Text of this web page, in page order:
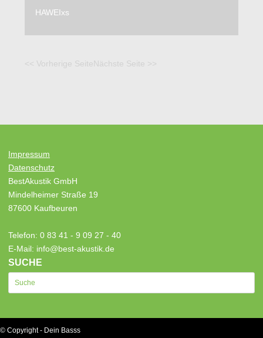
HAWEIxs
<< Vorherige Seite Nächste Seite >>
Impressum
Datenschutz
BestAkustik GmbH
Mindelheimer Straße 19
87600 Kaufbeuren
Telefon: 0 83 41 - 9 09 27 - 40
E-Mail: info@best-akustik.de
SUCHE
© Copyright - Dein Basss